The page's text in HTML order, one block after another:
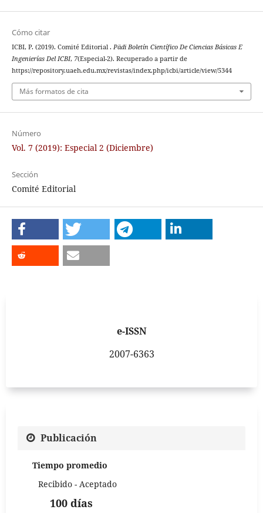
Cómo citar
ICBI, P. (2019). Comité Editorial . Pädi Boletín Científico De Ciencias Básicas E
Ingenierías Del ICBI, 7(Especial-2). Recuperado a partir de
https://repository.uaeh.edu.mx/revistas/index.php/icbi/article/view/5344
Más formatos de cita
Número
Vol. 7 (2019): Especial 2 (Diciembre)
Sección
Comité Editorial
e-ISSN
2007-6363
Publicación
Tiempo promedio
Recibido - Aceptado
100 días